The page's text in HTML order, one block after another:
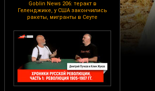
Goblin News 206: теракт в
Геленджике, у США закончились
ракеты, мигранты в Сеуте